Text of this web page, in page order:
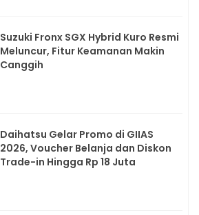
Suzuki Fronx SGX Hybrid Kuro Resmi
Meluncur, Fitur Keamanan Makin
Canggih
Daihatsu Gelar Promo di GIIAS
2026, Voucher Belanja dan Diskon
Trade-in Hingga Rp 18 Juta